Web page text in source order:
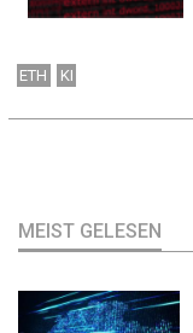
ETH KI
MEIST GELESEN